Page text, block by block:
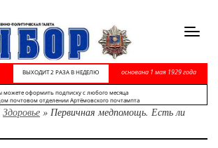
ВЫХОДИТ 2 РАЗА В НЕДЕЛЮ основана 1 мая 1929 года
можете оформить подписку с любого месяца
почтовом отделении Артёмовского почтампта
Здоровье » Первичная медпомощь. Есть ли